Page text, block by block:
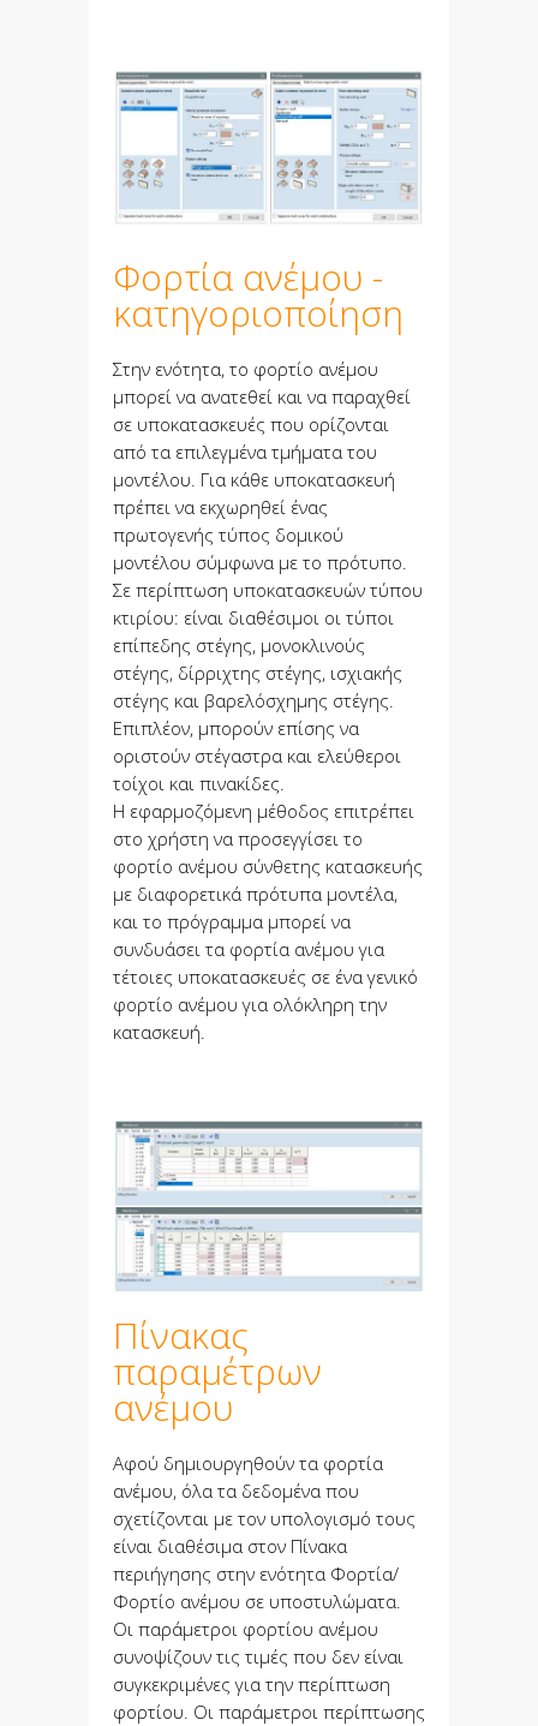
Φορτία ανέμου -
κατηγοριοποίηση
Στην ενότητα, το φορτίο ανέμου
μπορεί να ανατεθεί και να παραχθεί
σε υποκατασκευές που ορίζονται
από τα επιλεγμένα τμήματα του
μοντέλου. Για κάθε υποκατασκευή
πρέπει να εκχωρηθεί ένας
πρωτογενής τύπος δομικού
μοντέλου σύμφωνα με το πρότυπο.
Σε περίπτωση υποκατασκευών τύπου
κτιρίου: είναι διαθέσιμοι οι τύποι
επίπεδης στέγης, μονοκλινούς
στέγης, δίρριχτης στέγης, ισχιακής
στέγης και βαρελόσχημης στέγης.
Επιπλέον, μπορούν επίσης να
οριστούν στέγαστρα και ελεύθεροι
τοίχοι και πινακίδες.
Η εφαρμοζόμενη μέθοδος επιτρέπει
στο χρήστη να προσεγγίσει το
φορτίο ανέμου σύνθετης κατασκευής
με διαφορετικά πρότυπα μοντέλα,
και το πρόγραμμα μπορεί να
συνδυάσει τα φορτία ανέμου για
τέτοιες υποκατασκευές σε ένα γενικό
φορτίο ανέμου για ολόκληρη την
κατασκευή.
Πίνακας
παραμέτρων
ανέμου
Αφού δημιουργηθούν τα φορτία
ανέμου, όλα τα δεδομένα που
σχετίζονται με τον υπολογισμό τους
είναι διαθέσιμα στον Πίνακα
περιήγησης στην ενότητα Φορτία/
Φορτίο ανέμου σε υποστυλώματα.
Οι παράμετροι φορτίου ανέμου
συνοψίζουν τις τιμές που δεν είναι
συγκεκριμένες για την περίπτωση
φορτίου. Οι παράμετροι περίπτωσης